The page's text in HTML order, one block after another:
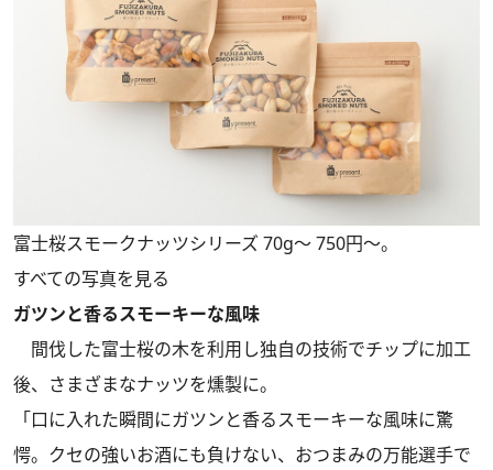
富士桜スモークナッツシリーズ 70g～ 750円～。
すべての写真を見る
ガツンと香るスモーキーな風味
間伐した富士桜の木を利用し独自の技術でチップに加工
後、さまざまなナッツを燻製に。
「口に入れた瞬間にガツンと香るスモーキーな風味に驚
愕。クセの強いお酒にも負けない、おつまみの万能選手で